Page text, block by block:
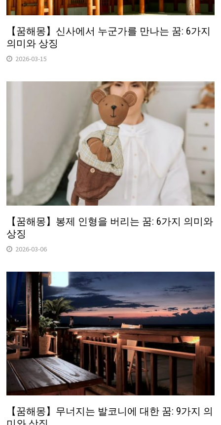
【꿈해몽】신사에서 누군가를 만나는 꿈: 6가지
의미와 상징
2026-03-15
【꿈해몽】봉제 인형을 버리는 꿈: 6가지 의미와
상징
2026-03-06
【꿈해몽】무너지는 발코니에 대한 꿈: 9가지 의